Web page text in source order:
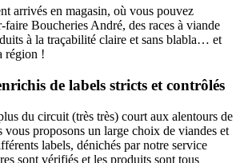
arrivés en magasin, où vous pouvez
Boucheries André, des races à viande
à la traçabilité claire et sans blabla… et
région !
de labels stricts et contrôlés
du circuit (très très) court aux alentours de
vous proposons un large choix de viandes et
labels, dénichés par notre service
sont vérifiés et les produits sont tous